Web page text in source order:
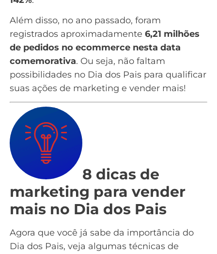
Além disso, no ano passado, foram
registrados aproximadamente 6,21 milhões
de pedidos no ecommerce nesta data
comemorativa. Ou seja, não faltam
possibilidades no Dia dos Pais para qualificar
suas ações de marketing e vender mais!
8 dicas de
marketing para vender
mais no Dia dos Pais
Agora que você já sabe da importância do
Dia dos Pais, veja algumas técnicas de